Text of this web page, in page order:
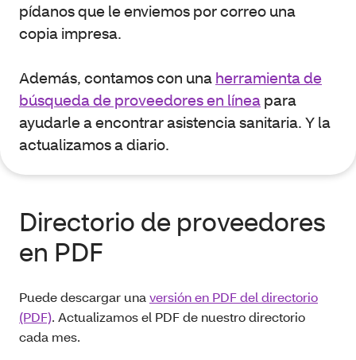
pídanos que le enviemos por correo una
copia impresa.
Además, contamos con una herramienta de
búsqueda de proveedores en línea para
ayudarle a encontrar asistencia sanitaria. Y la
actualizamos a diario.
Directorio de proveedores
en PDF
Puede descargar una versión en PDF del directorio
(PDF). Actualizamos el PDF de nuestro directorio
cada mes.